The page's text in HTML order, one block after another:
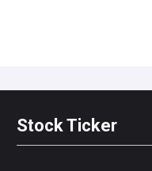
Stock Ticker